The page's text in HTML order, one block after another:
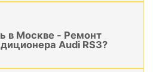
в Москве - Ремонт
Audi RS3?